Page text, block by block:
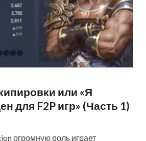
или «Я
для F2P игр» (Часть 1)
огромную роль играет